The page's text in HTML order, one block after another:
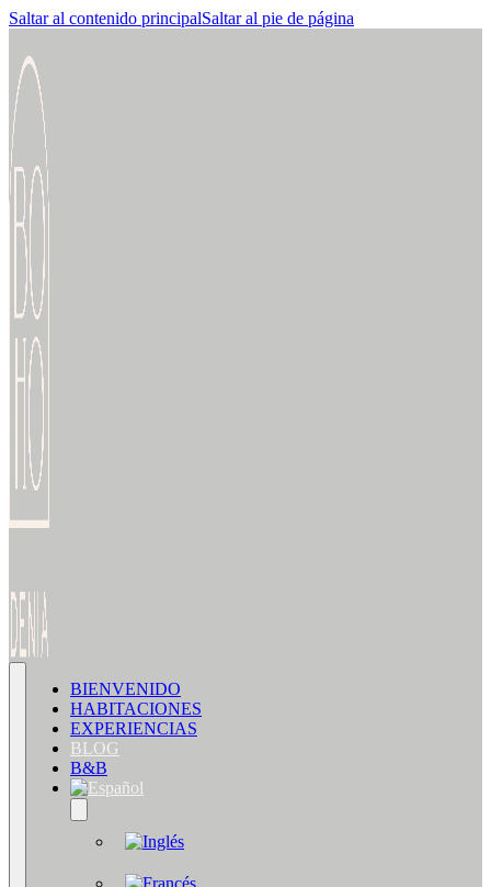
Saltar al contenido principalSaltar al pie de página
BIENVENIDO
HABITACIONES
EXPERIENCIAS
BLOG
B&B